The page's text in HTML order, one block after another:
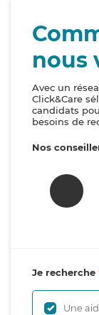
nous
Avec un
Click&Care
candidats
besoins de
Nos
Je recherche
Une